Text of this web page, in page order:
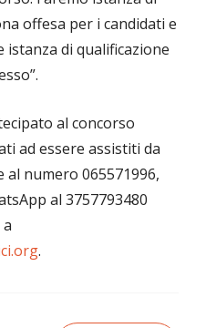
offesa per i candidati e
di qualificazione
al concorso
ad essere assistiti da
numero 065571996,
al 3757793480
.